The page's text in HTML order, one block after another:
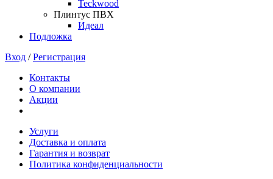
Teckwood
Плинтус ПВХ
Идеал
Подложка
Вход /Регистрация
Контакты
О компании
Акции
Услуги
Доставка и оплата
Гарантия и возврат
Политика конфиденциальности